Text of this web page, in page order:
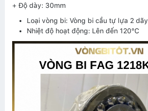
+ Độ dày: 30mm
Loại vòng bi: Vòng bi cầu tự lựa 2 dãy
Nhiệt độ hoạt động: Lên đến 120°C